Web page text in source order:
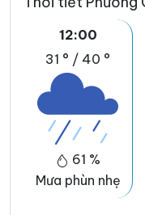
12:00
31 ° / 40 °
61 %
Mưa phùn nhẹ